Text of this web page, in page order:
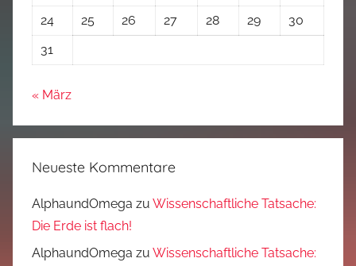
24
25 26 27 28 29
30
31
« März
Neueste Kommentare
AlphaundOmega zu Wissenschaftliche Tatsache:
Die Erde ist flach!
AlphaundOmega zu Wissenschaftliche Tatsache: